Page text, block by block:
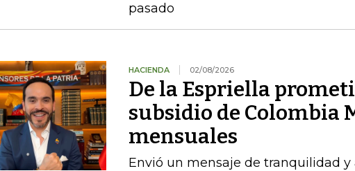
pasado
HACIENDA 02/08/2026
De la Espriella
subsidio de Colombia
mensuales
Envió un mensaje de tranquilidad y